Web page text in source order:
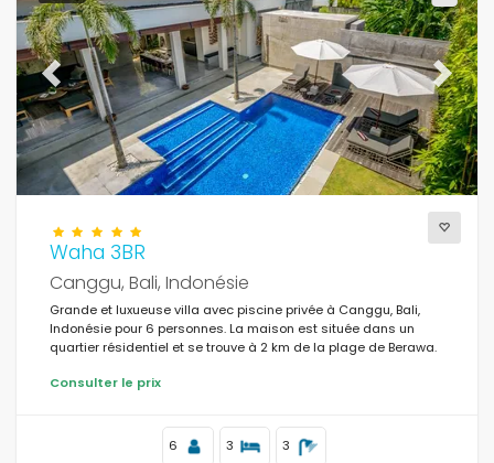
Previous Next
Waha 3BR
Canggu, Bali, Indonésie
Grande et luxueuse villa avec piscine privée à Canggu, Bali,
Indonésie pour 6 personnes. La maison est située dans un
quartier résidentiel et se trouve à 2 km de la plage de Berawa.
Consulter le prix
6 3 3